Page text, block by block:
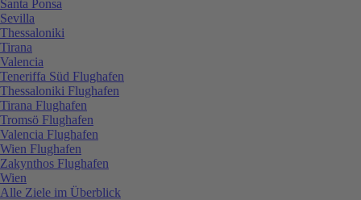
Santa Ponsa
Sevilla
Thessaloniki
Tirana
Valencia
Teneriffa Süd Flughafen
Thessaloniki Flughafen
Tirana Flughafen
Tromsö Flughafen
Valencia Flughafen
Wien Flughafen
Zakynthos Flughafen
Wien
Alle Ziele im Überblick